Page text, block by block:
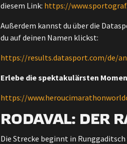
diesem Link: https://
Außerdem kannst du über die
du auf deinen Namen klickst:
https://results.datasport.com/de/
Erlebe die spektakulärsten
https://
RODAVAL: DER
Die Strecke beginnt in